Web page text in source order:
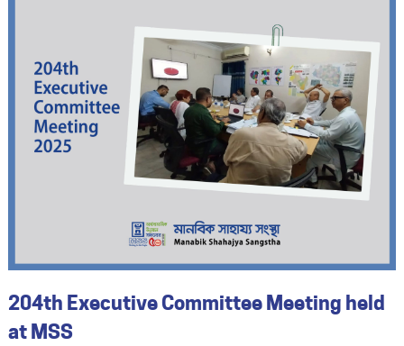
204th Executive Committee Meeting held
at MSS